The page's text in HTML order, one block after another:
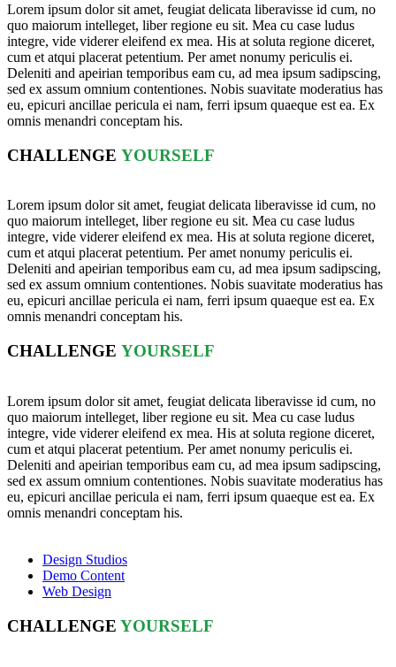
Lorem ipsum dolor sit amet, feugiat delicata liberavisse id cum, no
quo maiorum intelleget, liber regione eu sit. Mea cu case ludus
integre, vide viderer eleifend ex mea. His at soluta regione diceret,
cum et atqui placerat petentium. Per amet nonumy periculis ei.
Deleniti and apeirian temporibus eam cu, ad mea ipsum sadipscing,
sed ex assum omnium contentiones. Nobis suavitate moderatius has
eu, epicuri ancillae pericula ei nam, ferri ipsum quaeque est ea. Ex
omnis menandri conceptam his.
CHALLENGE YOURSELF
Lorem ipsum dolor sit amet, feugiat delicata liberavisse id cum, no
quo maiorum intelleget, liber regione eu sit. Mea cu case ludus
integre, vide viderer eleifend ex mea. His at soluta regione diceret,
cum et atqui placerat petentium. Per amet nonumy periculis ei.
Deleniti and apeirian temporibus eam cu, ad mea ipsum sadipscing,
sed ex assum omnium contentiones. Nobis suavitate moderatius has
eu, epicuri ancillae pericula ei nam, ferri ipsum quaeque est ea. Ex
omnis menandri conceptam his.
CHALLENGE YOURSELF
Lorem ipsum dolor sit amet, feugiat delicata liberavisse id cum, no
quo maiorum intelleget, liber regione eu sit. Mea cu case ludus
integre, vide viderer eleifend ex mea. His at soluta regione diceret,
cum et atqui placerat petentium. Per amet nonumy periculis ei.
Deleniti and apeirian temporibus eam cu, ad mea ipsum sadipscing,
sed ex assum omnium contentiones. Nobis suavitate moderatius has
eu, epicuri ancillae pericula ei nam, ferri ipsum quaeque est ea. Ex
omnis menandri conceptam his.
Design Studios
Demo Content
Web Design
CHALLENGE YOURSELF